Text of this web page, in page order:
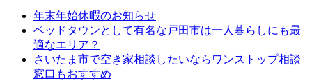
年末年始休暇のお知らせ
ベッドタウンとして有名な戸田市は一人暮らしにも最
適なエリア？
さいたま市で空き家相談したいならワンストップ相談
窓口もおすすめ